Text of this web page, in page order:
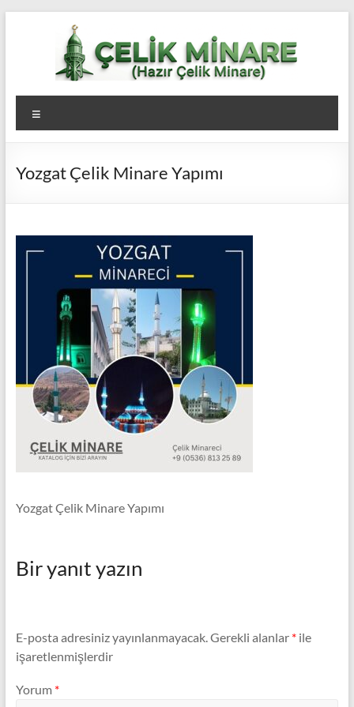
Çelik
Minare,
Çelik
Minare
Çelik
Minare
Firması
Minare,
Çelik
Minare
Modelleri
Yozgat Çelik Minare Yapımı
Yozgat Çelik Minare Yapımı
Bir yanıt yazın
E-posta adresiniz yayınlanmayacak.Gerekli alanlar *ile
işaretlenmişlerdir
Yorum *